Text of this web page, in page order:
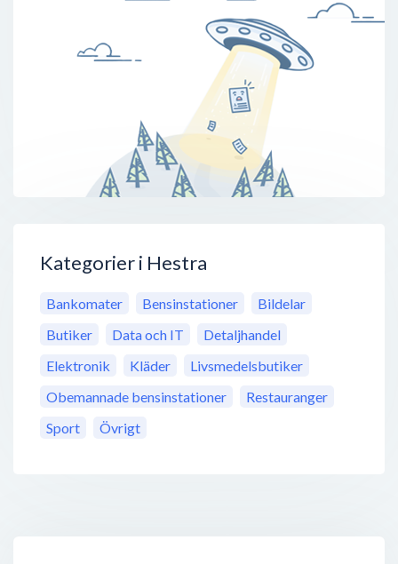
Kategorier i Hestra
Bankomater Bensinstationer
Bildelar
Butiker
Data och IT
Detaljhandel
Elektronik
Kläder
Livsmedelsbutiker
Obemannade bensinstationer
Restauranger
Sport
Övrigt